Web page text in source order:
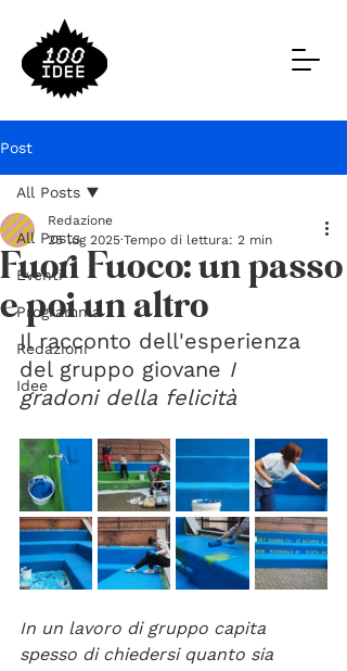
Post
All Posts
Eventi
Programma
Redazioni
Idee
All Posts
Fuori Fuoco: un passo
e poi un altro
Redazione
25 lug 2025 Tempo di lettura: 2 min
Il racconto dell'esperienza
del gruppo giovane I
gradoni della felicità
In un lavoro di gruppo capita
spesso di chiedersi quanto sia